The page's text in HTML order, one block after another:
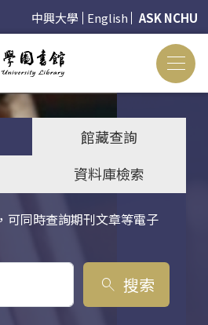
中興大學 English ASK NCHU
館藏查詢
資料庫檢索
可同時查詢期刊文章等電子
search 搜索